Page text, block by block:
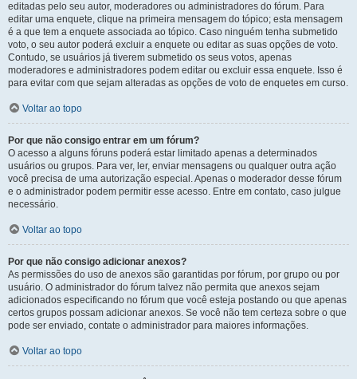
editadas pelo seu autor, moderadores ou administradores do fórum. Para
editar uma enquete, clique na primeira mensagem do tópico; esta mensagem
é a que tem a enquete associada ao tópico. Caso ninguém tenha submetido
voto, o seu autor poderá excluir a enquete ou editar as suas opções de voto.
Contudo, se usuários já tiverem submetido os seus votos, apenas
moderadores e administradores podem editar ou excluir essa enquete. Isso é
para evitar com que sejam alteradas as opções de voto de enquetes em curso.
Voltar ao topo
Por que não consigo entrar em um fórum?
O acesso a alguns fóruns poderá estar limitado apenas a determinados
usuários ou grupos. Para ver, ler, enviar mensagens ou qualquer outra ação
você precisa de uma autorização especial. Apenas o moderador desse fórum
e o administrador podem permitir esse acesso. Entre em contato, caso julgue
necessário.
Voltar ao topo
Por que não consigo adicionar anexos?
As permissões do uso de anexos são garantidas por fórum, por grupo ou por
usuário. O administrador do fórum talvez não permita que anexos sejam
adicionados especificando no fórum que você esteja postando ou que apenas
certos grupos possam adicionar anexos. Se você não tem certeza sobre o que
pode ser enviado, contate o administrador para maiores informações.
Voltar ao topo